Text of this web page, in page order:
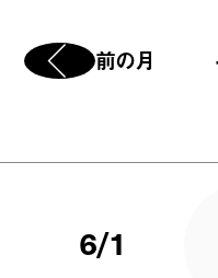
前の月
6/1